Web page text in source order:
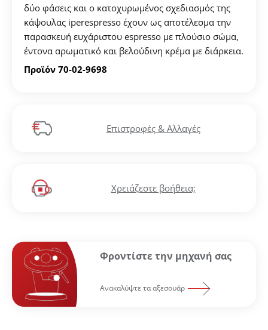
δύο φάσεις και ο κατοχυρωμένος σχεδιασμός της
κάψουλας iperespresso έχουν ως αποτέλεσμα την
παρασκευή ευχάριστου espresso με πλούσιο σώμα,
έντονα αρωματικό και βελούδινη κρέμα με διάρκεια.
Προϊόν 70-02-9698
Επιστροφές & Αλλαγές
Χρειάζεστε βοήθεια;
Φροντίστε την μηχανή σας
Ανακαλύψτε τα αξεσουάρ